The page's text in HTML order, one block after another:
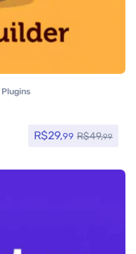
Plugins
R$29,99 R$49,99